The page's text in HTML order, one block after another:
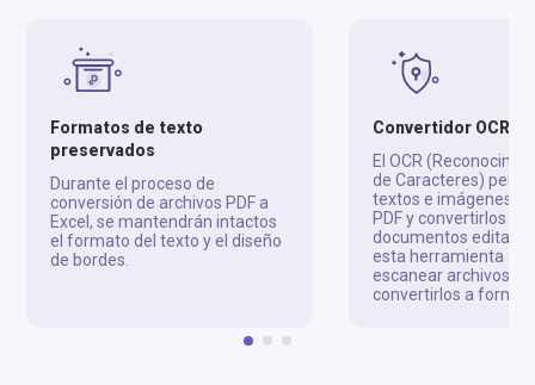
Formatos de texto
preservados
Durante el proceso de
conversión de archivos PDF a
Excel, se mantendrán intactos
el formato del texto y el diseño
de bordes.
Convertidor OCR
El OCR
de Caracteres)
textos e imágenes
PDF y convertirlos en
documentos
esta herramienta es
escanear archivos
convertirlos a